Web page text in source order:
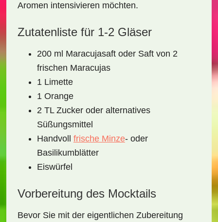
Aromen intensivieren möchten.
Zutatenliste für 1-2 Gläser
200 ml Maracujasaft oder Saft von 2
frischen Maracujas
1 Limette
1 Orange
2 TL Zucker oder alternatives
Süßungsmittel
Handvoll frische Minze- oder
Basilikumblätter
Eiswürfel
Vorbereitung des Mocktails
Bevor Sie mit der eigentlichen Zubereitung